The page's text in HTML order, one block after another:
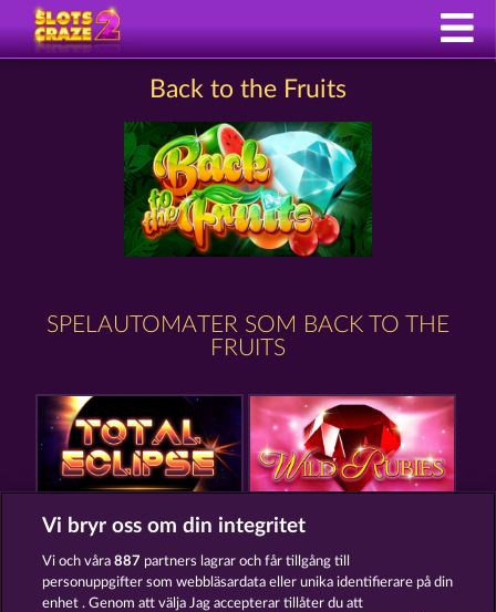
Back to the Fruits
SPELAUTOMATER SOM BACK TO THE
FRUITS
TOTAL ECLIPSE WILD RUBIES
Vi bryr oss om din integritet
Vi och våra887 partners lagrar och får tillgång till
personuppgifter som webbläsardata eller unika identifierare på din
enhet . Genom att välja Jag accepterar tillåter du att